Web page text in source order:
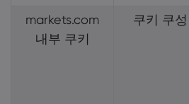
markets.com
내부 쿠키
쿠키 쿠성